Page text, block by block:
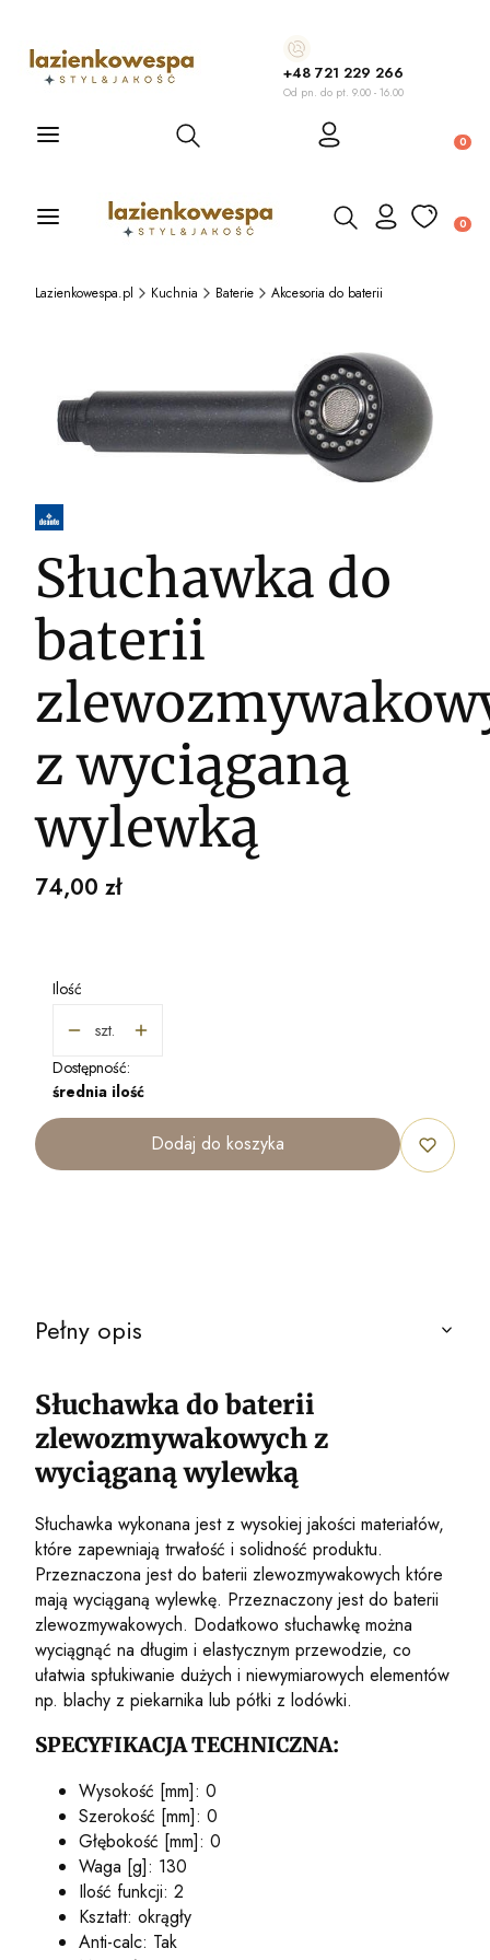
+48 721 229 266
Od pn. do pt. 9.00 - 16.00
Otwórz wyszukiwarkę
Otwórz wyszukiwarkę
Lazienkowespa.pl Kuchnia Baterie Akcesoria do baterii
Słuchawka do
baterii
z wyciąganą
wylewką
Cena
74,00 zł
Ilość
szt.
Dostępność:
średnia ilość
Dodaj do koszyka
Pełny opis
Słuchawka do baterii
zlewozmywakowych z
wyciąganą wylewką
Słuchawka wykonana jest z wysokiej jakości materiałów,
które zapewniają trwałość i solidność produktu.
Przeznaczona jest do baterii zlewozmywakowych które
mają wyciąganą wylewkę. Przeznaczony jest do baterii
zlewozmywakowych. Dodatkowo słuchawkę można
wyciągnąć na długim i elastycznym przewodzie, co
ułatwia spłukiwanie dużych i niewymiarowych elementów
np. blachy z piekarnika lub półki z lodówki.
SPECYFIKACJA TECHNICZNA:
Wysokość [mm]: 0
Szerokość [mm]: 0
Głębokość [mm]: 0
Waga [g]: 130
Ilość funkcji: 2
Kształt: okrągły
Anti-calc: Tak